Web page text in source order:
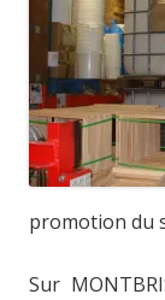
promotion du
Sur